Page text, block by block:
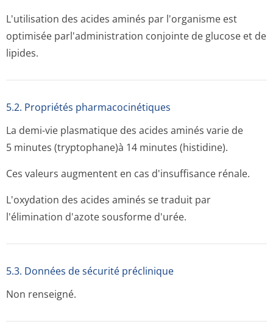
L'utilisation des acides aminés par l'organisme est
optimisée parl'administration conjointe de glucose et de
lipides.
5.2. Propriétés pharmacocinéti­ques
La demi-vie plasmatique des acides aminés varie de
5 minutes (tryptophane)à 14 minutes (histidine).
Ces valeurs augmentent en cas d'insuffisance rénale.
L'oxydation des acides aminés se traduit par
l'élimination d'azote sousforme d'urée.
5.3. Données de sécurité préclinique
Non renseigné.